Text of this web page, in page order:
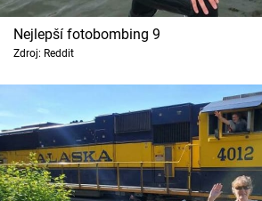
Nejlepší fotobombing 9
Zdroj: Reddit